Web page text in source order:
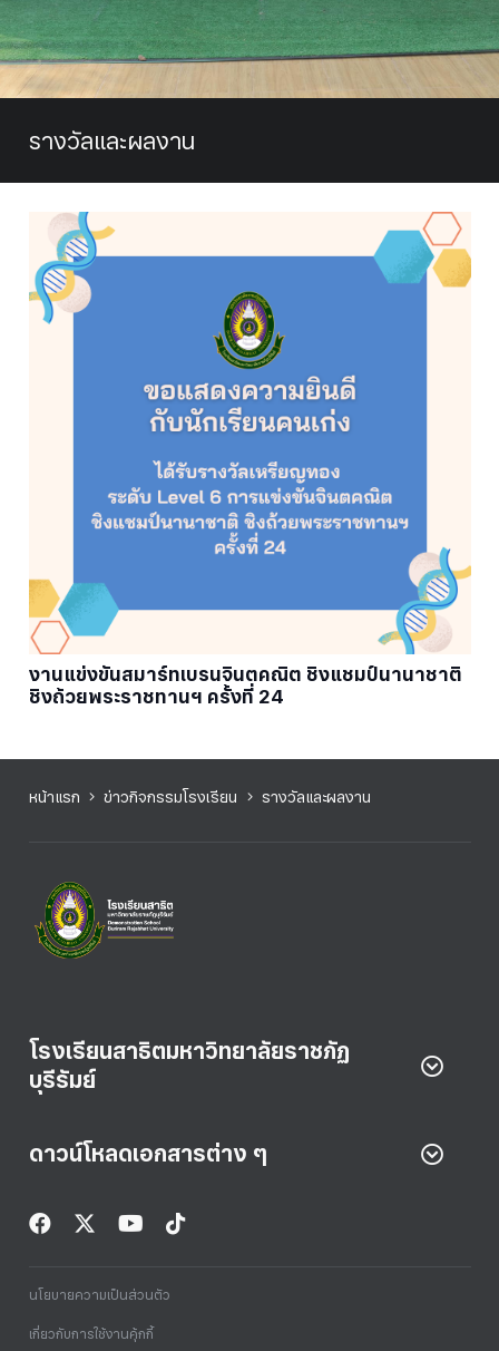
รางวัลและผลงาน
งานแข่งขันสมาร์ทเบรนจินตคณิต ชิงแชมป์นานาชาติ
ชิงถ้วยพระราชทานฯ ครั้งที่ 24
หน้าแรก ข่าวกิจกรรมโรงเรียน รางวัลและผลงาน
โรงเรียนสาธิตมหาวิทยาลัยราชภัฏ
บุรีรัมย์
ดาวน์โหลดเอกสารต่าง ๆ
นโยบายความเป็นส่วนตัว
เกี่ยวกับการใช้งานคุ้กกี้